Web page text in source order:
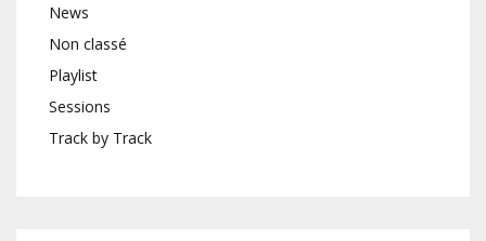
News
Non classé
Playlist
Sessions
Track by Track